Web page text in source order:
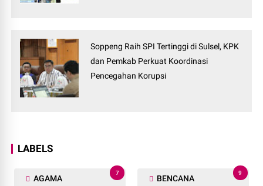
Soppeng Raih SPI Tertinggi di Sulsel, KPK
dan Pemkab Perkuat Koordinasi
Pencegahan Korupsi
LABELS
AGAMA
7
BENCANA
9